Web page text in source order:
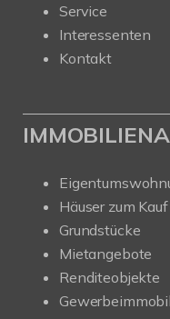
Service
Interessenten
Kontakt
Häuser zum Kauf
Grundstücke
Mietangebote
Renditeobjekte